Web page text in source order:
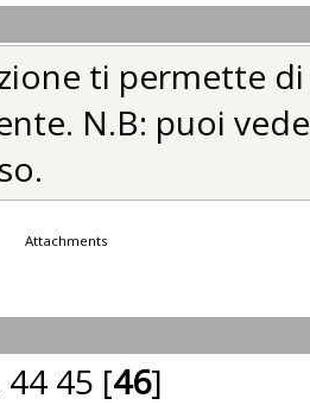
ti permette
N.B: puoi
Attachments
44 45 [46]